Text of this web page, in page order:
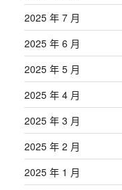
2025 年 7 月
2025 年 6 月
2025 年 5 月
2025 年 4 月
2025 年 3 月
2025 年 2 月
2025 年 1 月